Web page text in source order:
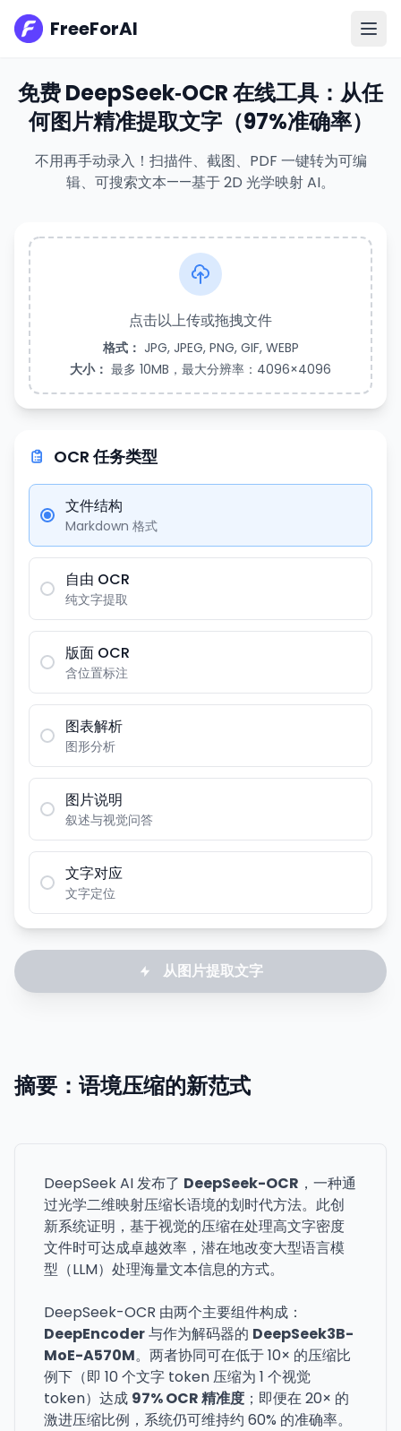
FreeForAI
免费 DeepSeek‑OCR 在线工具：从任
何图片精准提取文字（97%准确率）
不用再手动录入！扫描件、截图、PDF 一键转为可编
辑、可搜索文本——基于 2D 光学映射 AI。
点击以上传或拖拽文件
格式： JPG, JPEG, PNG, GIF, WEBP
大小： 最多 10MB，最大分辨率：4096×4096
OCR 任务类型
文件结构
Markdown 格式
自由 OCR
纯文字提取
版面 OCR
含位置标注
图表解析
图形分析
图片说明
叙述与视觉问答
文字对应
文字定位
从图片提取文字
摘要：语境压缩的新范式
DeepSeek AI 发布了 DeepSeek-OCR ，一种通
过光学二维映射压缩长语境的划时代方法。此创
新系统证明，基于视觉的压缩在处理高文字密度
文件时可达成卓越效率，潜在地改变大型语言模
型（LLM）处理海量文本信息的方式。
DeepSeek-OCR 由两个主要组件构成：
DeepEncoder与作为解码器的 DeepSeek3B-
MoE-A570M。两者协同可在低于 10× 的压缩比
例下（即 10 个文字 token 压缩为 1 个视觉
token）达成 97% OCR 精准度 ；即便在 20× 的
激进压缩比例，系统仍可维持约 60% 的准确率。